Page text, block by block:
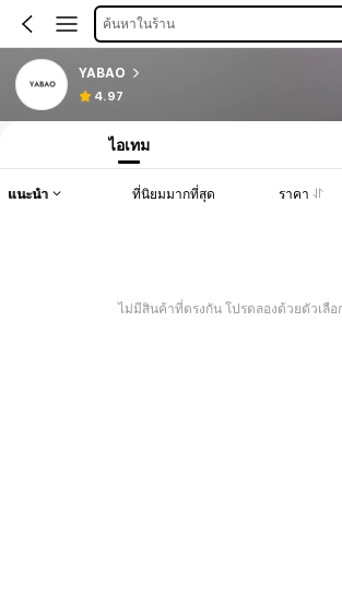
ค้นหาในร้าน
YABAO
4.97
ไอเทม
แนะนำ ที่นิยมมากที่สุด ราคา
ไม่มีสินค้าที่ตรงกัน โปรดลองด้วยตัวเลือ